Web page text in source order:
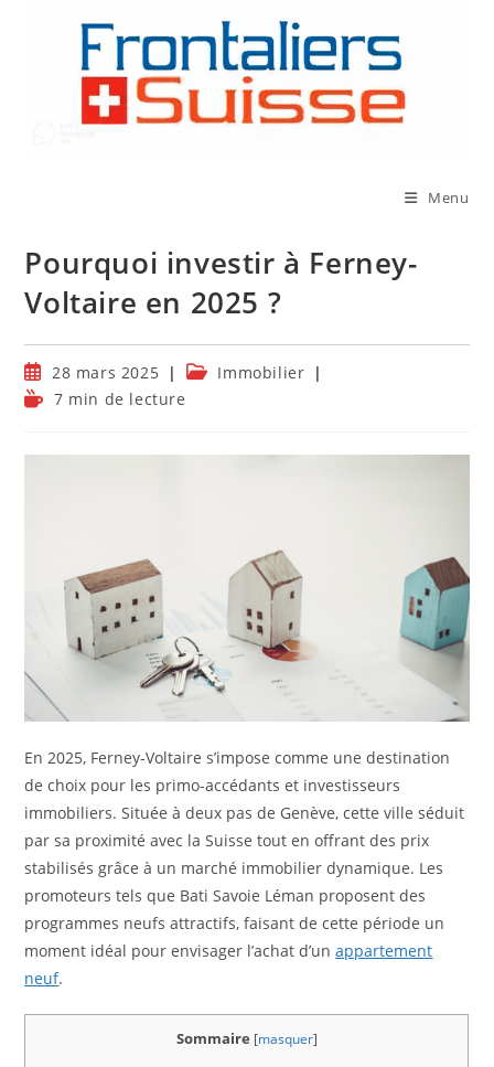
Menu
Pourquoi investir à Ferney-
Voltaire en 2025 ?
Publication
publiée :
28 mars 2025
PostImmobilier
Temps7 min de lecture
En 2025, Ferney-Voltaire s’impose comme une destination
de choix pour les primo-accédants et investisseurs
immobiliers. Située à deux pas de Genève, cette ville séduit
par sa proximité avec la Suisse tout en offrant des prix
stabilisés grâce à un marché immobilier dynamique. Les
promoteurs tels que Bati Savoie Léman proposent des
programmes neufs attractifs, faisant de cette période un
moment idéal pour envisager l’achat d’unappartement
neuf.
Sommaire [masquer]